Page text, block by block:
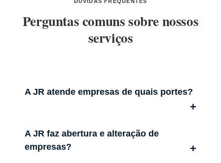
Perguntas comuns sobre nossos
serviços
A JR atende empresas de quais portes?
A JR faz abertura e alteração de
empresas?